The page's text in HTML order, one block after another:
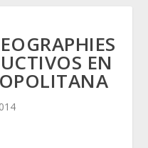
EN